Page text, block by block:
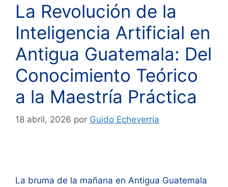
La Revolución de la
Inteligencia Artificial en
Antigua Guatemala: Del
Conocimiento Teórico
a la Maestría Práctica
18 abril, 2026 por Guido Echeverría
La bruma de la mañana en Antigua Guatemala